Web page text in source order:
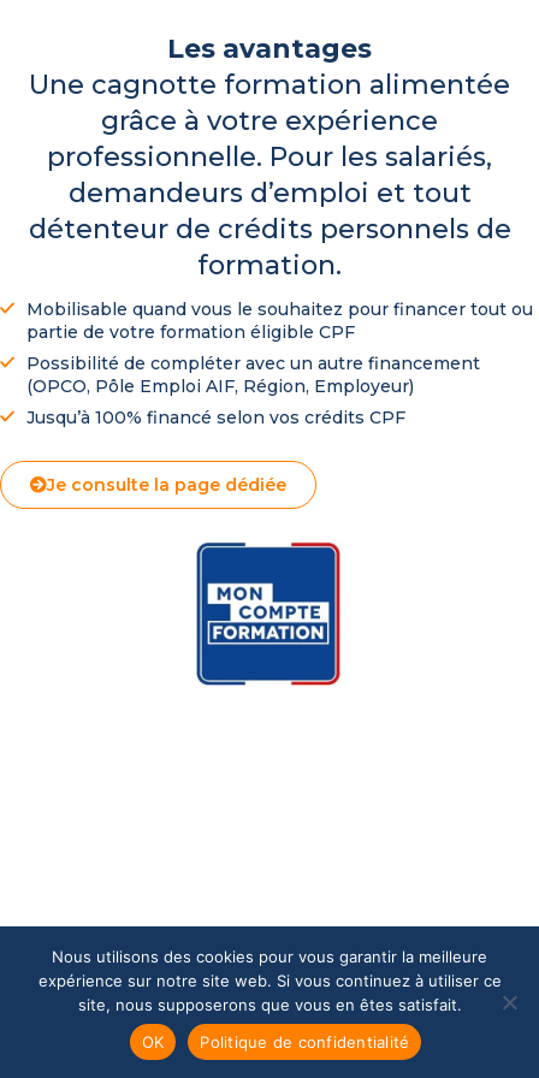
Les avantages
Une cagnotte formation alimentée
grâce à votre expérience
professionnelle. Pour les salariés,
demandeurs d’emploi et tout
détenteur de crédits personnels de
formation.
Mobilisable quand vous le souhaitez pour financer tout ou
partie de votre formation éligible CPF
Possibilité de compléter avec un autre financement
(OPCO, Pôle Emploi AIF, Région, Employeur)
Jusqu’à 100% financé selon vos crédits CPF
Je consulte la page dédiée
Nous utilisons des cookies pour vous garantir la meilleure
expérience sur notre site web. Si vous continuez à utiliser ce
site, nous supposerons que vous en êtes satisfait.
OK
Politique de confidentialité